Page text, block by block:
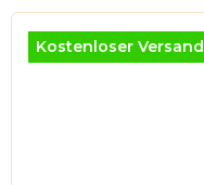
Kostenloser Versand